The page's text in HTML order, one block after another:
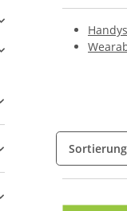
Sortierung